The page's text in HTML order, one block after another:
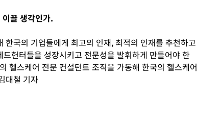
끌 생각인가.
한국의 기업들에게 최고의 인재, 최적의 인재를 추천하고
헌터들을 성장시키고 전문성을 발휘하게 만들어야 한
헬스케어 전문 컨설턴트 조직을 가동해 한국의 헬스케어
대철 기자